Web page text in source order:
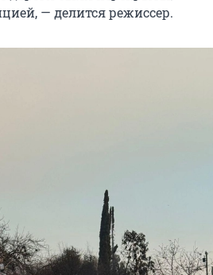
— делится режиссер.